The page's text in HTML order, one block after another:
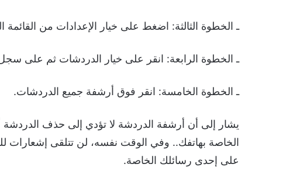
ـ الخطوة الثالثة: اضغط على خيار الإعدادات من القائمة
ـ الخطوة الرابعة: انقر على خيار الدردشات ثم على
ـ الخطوة الخامسة: انقر فوق أرشفة جميع الدردشات.
يشار إلى أن أرشفة الدردشة لا تؤدي إلى حذف الدردشة
الخاصة بهاتفك.. وفي الوقت نفسه، لن تتلقى إشعارات
على إحدى رسائلك الخاصة.